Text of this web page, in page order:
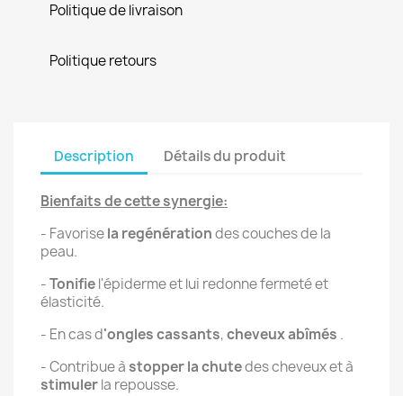
Politique de livraison
Politique retours
Description Détails du produit
Bienfaits de cette synergie:
- Favorisela regénérationdes couches de la
peau.
-Tonifiel'épiderme et lui redonne fermeté et
élasticité.
- En cas d'ongles cassants,cheveux abîmés .
- Contribue àstopper la chutedes cheveux et à
stimulerla repousse.